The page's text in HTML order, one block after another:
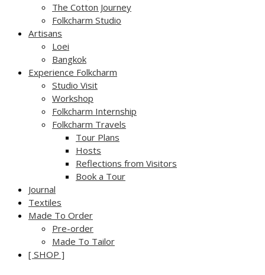
The Cotton Journey
Folkcharm Studio
Artisans
Loei
Bangkok
Experience Folkcharm
Studio Visit
Workshop
Folkcharm Internship
Folkcharm Travels
Tour Plans
Hosts
Reflections from Visitors
Book a Tour
Journal
Textiles
Made To Order
Pre-order
Made To Tailor
[ SHOP ]